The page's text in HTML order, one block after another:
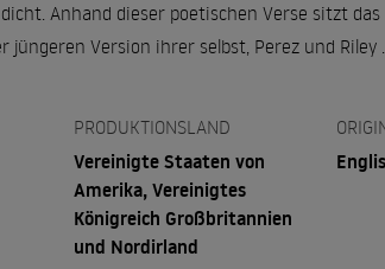
Anhand dieser poetischen Verse sitzt
jüngeren Version ihrer selbst, Perez und Riley
PRODUKTIONSLAND
Vereinigte Staaten von
Amerika, Vereinigtes
Königreich Großbritannien
und Nordirland